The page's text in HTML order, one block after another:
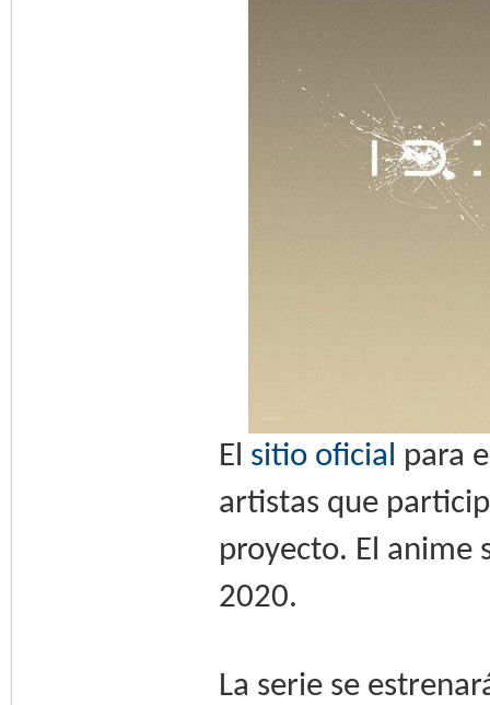
El sitio oficial para
artistas que
proyecto. El anime
2020.
La serie se